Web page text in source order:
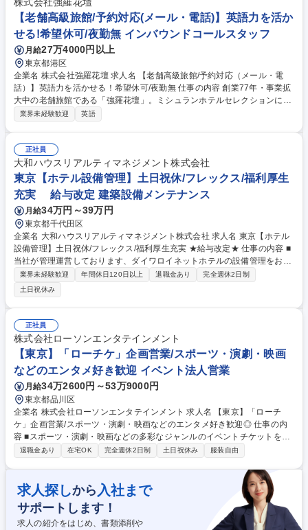
者を目指していただくことも可能です。 募集職種 未経験歓迎【羽田空港/
成田空港】ビジネス機の運航サポート/英語力を活かす
【老舗高級旅館/予約対応(メール・電話)】英語力を活か
せる!希望休可/夜勤無 インバウンドコールスタッフ
月給27万4000円以上
東京都港区
企業名 株式会社強羅花壇 求人名 【老舗高級旅館/予約対応（メール・電
話）】英語力を活かせる！希望休可/夜勤無 仕事の内容 創業77年・事業拡
大中の老舗旅館である「強羅花壇」。ミシュランホテルセレクションに
て、最も高い評価「最上級の滞在」にも選ばれました。 当社のリザベーシ
体験の質にも影響を与える やりがいのあるポジションです。 【業務内
容】・旅行会社やお客さまからの宿泊予約受付（電話、メール） ※メール
は英語7：日本語3／電話は英語4：日本語6 ・ホテル基幹システムへの入
力業務 ・帳票や書類の作成・管理・その他附帯業務等 募集職種 【老舗高
級旅館/予約対応（メール・電話）】英語力を活かせる！希望休可/夜勤無
業界未経験歓迎 英語
正社員
大和ハウスリアルティマネジメント株式会社
東京【ホテル設備管理】土日祝休/フレックス/福利厚生
充実 給与改定 建築設備メンテナンス
月給34万円～39万円
東京都千代田区
企業名 大和ハウスリアルティマネジメント株式会社 求人名 東京【ホテル
設備管理】土日祝休/フレックス/福利厚生充実 ★給与改定★ 仕事の内容 ■
当社が管理運営しております、ダイワロイネットホテルの設備管理をお任
せします。 ・委託しているビルメンテナンス業者・ホテルメンバーとの定
例会議の出席、法定点検手配、点検報告書の確認 及び指摘事項の改善業
務、発注者側として協力会社の手配から完了まで対応いただきます。 ・一
人当たりホテルを6件ほど担当し、月1～2回担当ホテルに出張し定例会議
を実施しております。 【求める人物象】 ・周囲と積極的にコミュニケー
ションを取り、関係者と協力して仕事を進められる方 ・誠実、温厚で責任
感が強く、突発的事項に際し迅速に行動、対応ができる ・新しい環境や課
題に対し、前向きかつ柔軟に対応できる 募集職種 東京【ホテル設備管
理】土日祝休/フレックス/福利厚生充実 ★給与改定★
業界未経験歓迎 年間休日120日以上 退職金あり
完全週休2日制
土日祝休み
正社員
株式会社ローソンエンタテインメント
【東京】「ローチケ」企画営業/スポーツ・演劇・映画
などのエンタメ好き歓迎 イベント法人営業
月給34万2600円～53万9000円
東京都品川区
企業名 株式会社ローソンエンタテインメント 求人名 【東京】「ローチ
ケ」企画営業/スポーツ・演劇・映画などのエンタメ好き歓迎◎ 仕事の内
容 ■スポーツ・演劇・映画などの多彩なジャンルのイベントチケットを扱
い、販売だけではなくツアー企画やファンクラブの運営、イベント企画も
販売開始からイベント終了まで責任を持って進めていきます。メインは既
存顧客との取引ですが、競合や未取引先へのアプローチも重要。1件でも
多くのイベントや顧客を獲得する姿勢も求められます。数字への意識を持
ち、成果にこだわれる方を歓迎します。【具体的には】仕入れ営業/販促企
画立案/受注後運営/新規ビジネスの提案/プロモーション効果や販売状況の
退職金あり 在宅OK 完全週休2日制 土日祝休み 服装自由
求人探しから 入社まで
サポートします！
求人の紹介をはじめ、書類添削や